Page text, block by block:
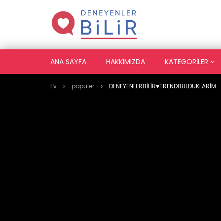
ANA SAYFA HAKKIMIZDA KATEGORILER
Ev populer DENEYENLERBİLİR♥️TRENDBULDUKLARİM